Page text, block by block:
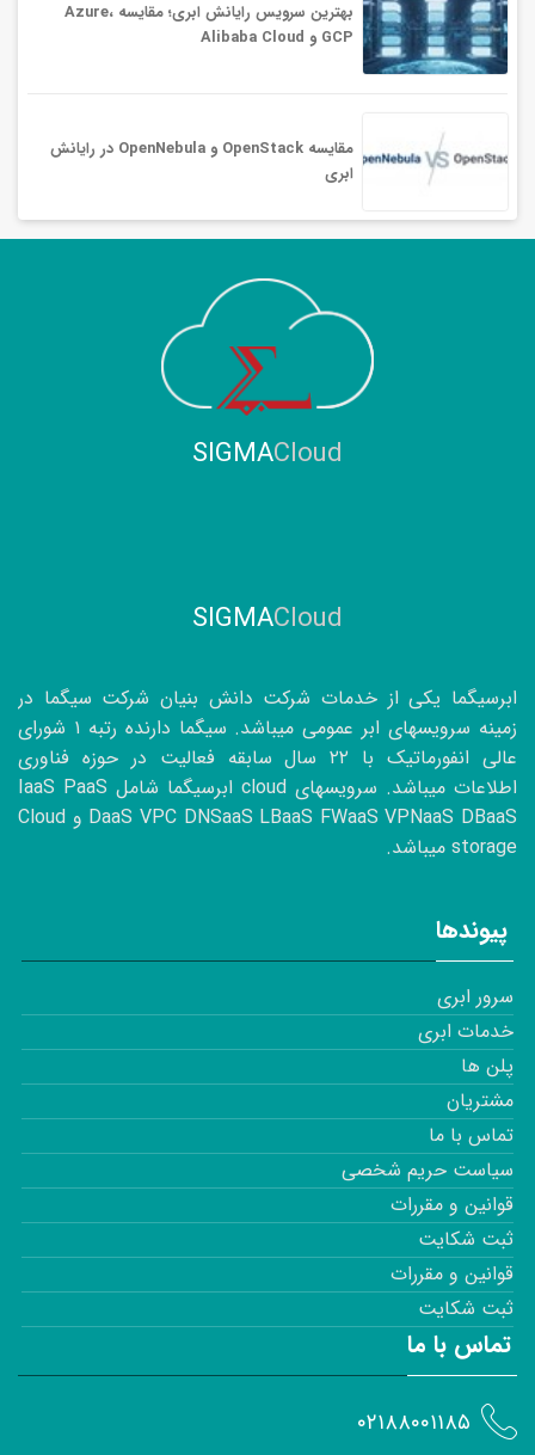
بهترین سرویس‌ رایانش ابری؛ مقایسه Azure،
GCP و Alibaba Cloud
مقایسه OpenStack و OpenNebula در رایانش
ابری
SIGMACloud
SIGMACloud
ابرسیگما یکی از خدمات شرکت دانش بنیان شرکت سیگما در
زمینه سرویسهای ابر عمومی میباشد. سیگما دارنده رتبه ۱ شورای
عالی انفورماتیک با ۲۲سال سابقه فعالیت در حوزه فناوری
اطلاعات میباشد. سرویسهای cloud ابرسیگما شامل IaaS PaaS
DaaS VPC DNSaaS LBaaS FWaaS VPNaaS DBaaS و Cloud
storage میباشد.
پیوندها
سرور ابری
خدمات ابری
پلن ها
مشتریان
تماس با ما
سیاست حریم شخصی
قوانین و مقررات
ثبت شکایت
قوانین و مقررات
ثبت شکایت
تماس با ما
۰۲۱۸۸۰۰۱۱۸۵